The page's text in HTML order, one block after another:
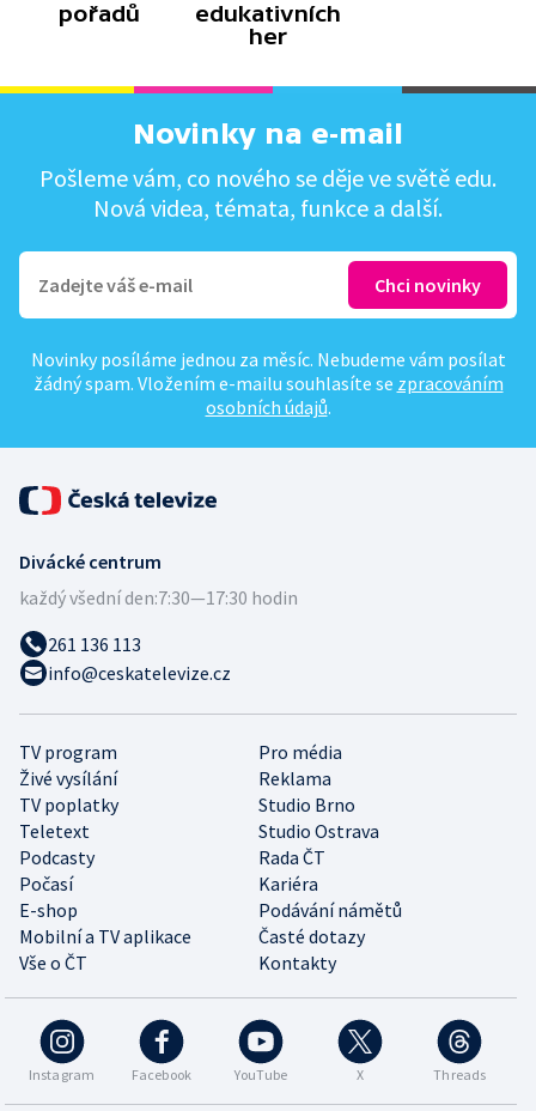
pořadů
edukativních
her
Novinky na e-mail
Pošleme vám, co nového se děje ve světě edu.
Nová videa, témata, funkce a další.
Novinky posíláme jednou za měsíc. Nebudeme vám posílat
žádný spam. Vložením e-mailu souhlasíte se zpracováním
osobních údajů.